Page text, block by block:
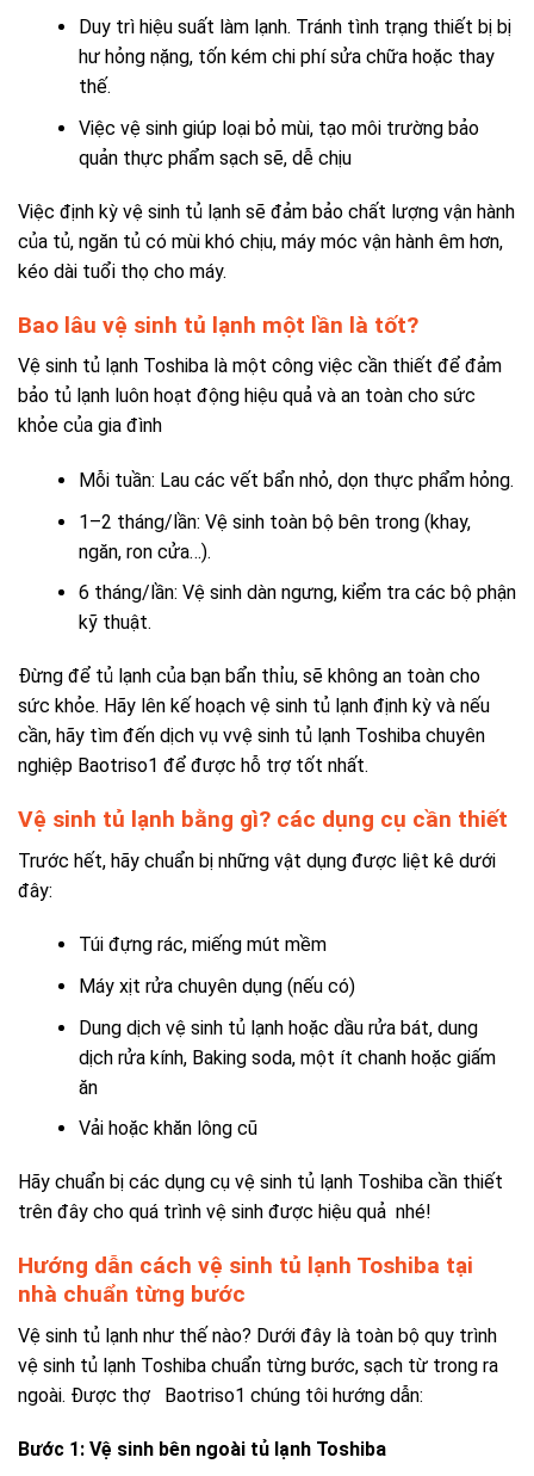
Duy trì hiệu suất làm lạnh. Tránh tình trạng thiết bị bị
hư hỏng nặng, tốn kém chi phí sửa chữa hoặc thay
thế.
Việc vệ sinh giúp loại bỏ mùi, tạo môi trường bảo
quản thực phẩm sạch sẽ, dễ chịu
Việc định kỳ vệ sinh tủ lạnh sẽ đảm bảo chất lượng vận hành
của tủ, ngăn tủ có mùi khó chịu, máy móc vận hành êm hơn,
kéo dài tuổi thọ cho máy.
Bao lâu vệ sinh tủ lạnh một lần là tốt?
Vệ sinh tủ lạnh Toshiba là một công việc cần thiết để đảm
bảo tủ lạnh luôn hoạt động hiệu quả và an toàn cho sức
khỏe của gia đình
Mỗi tuần: Lau các vết bẩn nhỏ, dọn thực phẩm hỏng.
1–2 tháng/lần: Vệ sinh toàn bộ bên trong (khay,
ngăn, ron cửa…).
6 tháng/lần: Vệ sinh dàn ngưng, kiểm tra các bộ phận
kỹ thuật.
Đừng để tủ lạnh của bạn bẩn thỉu, sẽ không an toàn cho
sức khỏe. Hãy lên kế hoạch vệ sinh tủ lạnh định kỳ và nếu
cần, hãy tìm đến dịch vụ vvệ sinh tủ lạnh Toshiba chuyên
nghiệp Baotriso1 để được hỗ trợ tốt nhất.
Vệ sinh tủ lạnh bằng gì? các dụng cụ cần thiết
Trước hết, hãy chuẩn bị những vật dụng được liệt kê dưới
đây:
Túi đựng rác, miếng mút mềm
Máy xịt rửa chuyên dụng (nếu có)
Dung dịch vệ sinh tủ lạnh hoặc dầu rửa bát, dung
dịch rửa kính, Baking soda, một ít chanh hoặc giấm
ăn
Vải hoặc khăn lông cũ
Hãy chuẩn bị các dụng cụ vệ sinh tủ lạnh Toshiba cần thiết
trên đây cho quá trình vệ sinh được hiệu quả nhé!
Hướng dẫn cách vệ sinh tủ lạnh Toshiba tại
nhà chuẩn từng bước
Vệ sinh tủ lạnh như thế nào? Dưới đây là toàn bộ quy trình
vệ sinh tủ lạnh Toshiba chuẩn từng bước, sạch từ trong ra
ngoài. Được thợ Baotriso1 chúng tôi hướng dẫn:
Bước 1: Vệ sinh bên ngoài tủ lạnh Toshiba